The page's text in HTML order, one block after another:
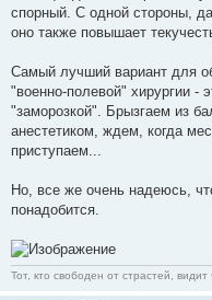
спорный. С одной стороны,
оно также повышает
Самый лучший вариант для
"военно-полевой" хирургии -
"заморозкой". Брызгаем из
анестетиком, ждем, когда
приступаем...
Но, все же очень надеюсь,
понадобится.
Тот, кто свободен от страстей,